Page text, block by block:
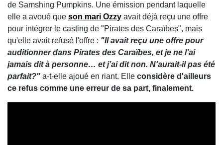
de Samshing Pumpkins. Une émission pendant laquelle
elle a avoué que son mari Ozzy avait déjà reçu une offre
pour intégrer le casting de "Pirates des Caraïbes", mais
qu'elle avait refusé l'offre : "Il avait reçu une offre pour
auditionner dans Pirates des Caraïbes, et je ne l’ai
jamais dit à personne… et j’ai dit non. N'aurait-il pas été
parfait?" a-t-elle ajoué en riant. Elle considère d'ailleurs
ce refus comme une erreur de sa part, finalement.